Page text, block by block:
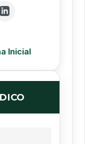
Inicial